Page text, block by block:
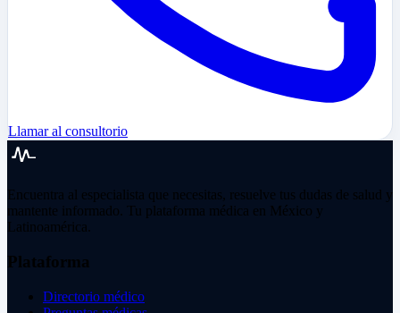
Llamar al consultorio
Encuentra al especialista que necesitas, resuelve tus dudas de salud y
mantente informado. Tu plataforma médica en México y
Latinoamérica.
Plataforma
Directorio médico